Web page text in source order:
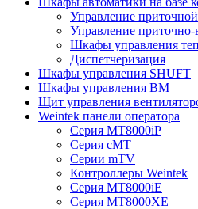
Управление
Управление
Шкафы управления
Диспетчеризация
Шкафы управления SHUFT
Шкафы управления BM
Щит управления
Weintek панели оператора
Серия MT8000iP
Серия cMT
Серии mTV
Контроллеры Weintek
Серия MT8000iE
Серия MT8000XE